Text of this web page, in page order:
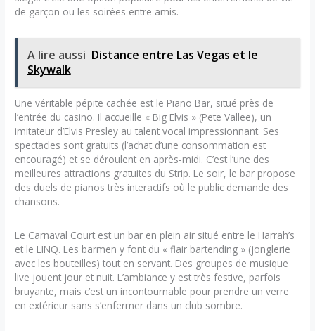
de garçon ou les soirées entre amis.
A lire aussi Distance entre Las Vegas et le
Skywalk
Une véritable pépite cachée est le Piano Bar, situé près de
l’entrée du casino. Il accueille « Big Elvis » (Pete Vallee), un
imitateur d’Elvis Presley au talent vocal impressionnant. Ses
spectacles sont gratuits (l’achat d’une consommation est
encouragé) et se déroulent en après-midi. C’est l’une des
meilleures attractions gratuites du Strip. Le soir, le bar propose
des duels de pianos très interactifs où le public demande des
chansons.
Le Carnaval Court est un bar en plein air situé entre le Harrah’s
et le LINQ. Les barmen y font du « flair bartending » (jonglerie
avec les bouteilles) tout en servant. Des groupes de musique
live jouent jour et nuit. L’ambiance y est très festive, parfois
bruyante, mais c’est un incontournable pour prendre un verre
en extérieur sans s’enfermer dans un club sombre.